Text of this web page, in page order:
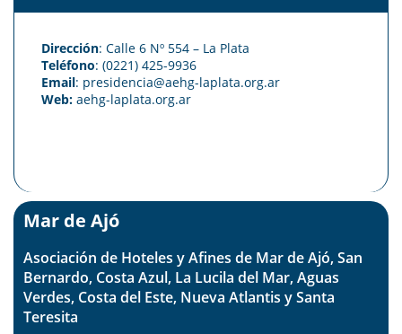
Dirección: Calle 6 Nº 554 – La Plata
Teléfono: (0221) 425-9936
Email: presidencia@aehg-laplata.org.ar
Web: aehg-laplata.org.ar
Mar de Ajó
Asociación de Hoteles y Afines de Mar de Ajó, San
Bernardo, Costa Azul, La Lucila del Mar, Aguas
Verdes, Costa del Este, Nueva Atlantis y Santa
Teresita